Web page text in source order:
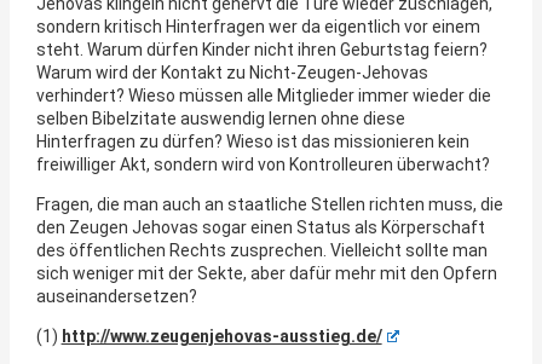
sondern kritisch Hinterfragen wer da eigentlich vor einem
steht. Warum dürfen Kinder nicht ihren Geburtstag feiern?
Warum wird der Kontakt zu Nicht-Zeugen-Jehovas
verhindert? Wieso müssen alle Mitglieder immer wieder die
selben Bibelzitate auswendig lernen ohne diese
Hinterfragen zu dürfen? Wieso ist das missionieren kein
freiwilliger Akt, sondern wird von Kontrolleuren überwacht?
Fragen, die man auch an staatliche Stellen richten muss, die
den Zeugen Jehovas sogar einen Status als Körperschaft
des öffentlichen Rechts zusprechen. Vielleicht sollte man
sich weniger mit der Sekte, aber dafür mehr mit den Opfern
auseinandersetzen?
(1) http://www.zeugenjehovas-ausstieg.de/